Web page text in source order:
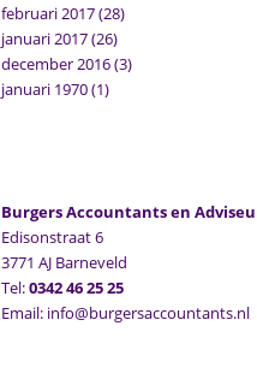
februari 2017(28)
januari 2017(26)
december 2016(3)
januari 1970(1)
Burgers Accountants en
Edisonstraat 6
3771 AJ Barneveld
Tel:0342 46 25 25
Email: info@burgersaccountants.nl